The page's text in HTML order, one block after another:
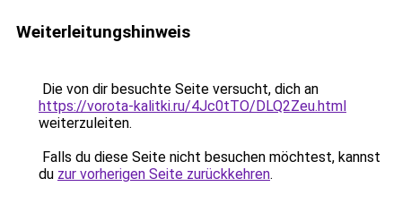
Weiterleitungshinweis
Die von dir besuchte Seite versucht, dich an
https://vorota-kalitki.ru/4Jc0tTO/DLQ2Zeu.html
weiterzuleiten.
Falls du diese Seite nicht besuchen möchtest, kannst
du zur vorherigen Seite zurückkehren.